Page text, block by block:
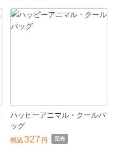
ハッピーアニマル・クールバ
ッグ
税込 327 円
完売